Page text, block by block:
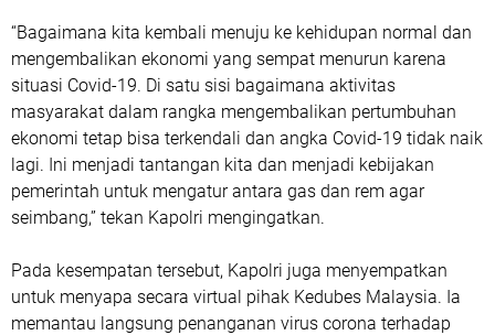
“Bagaimana kita kembali menuju ke kehidupan normal dan
mengembalikan ekonomi yang sempat menurun karena
situasi Covid-19. Di satu sisi bagaimana aktivitas
masyarakat dalam rangka mengembalikan pertumbuhan
ekonomi tetap bisa terkendali dan angka Covid-19 tidak naik
lagi. Ini menjadi tantangan kita dan menjadi kebijakan
pemerintah untuk mengatur antara gas dan rem agar
seimbang,” tekan Kapolri mengingatkan.
Pada kesempatan tersebut, Kapolri juga menyempatkan
untuk menyapa secara virtual pihak Kedubes Malaysia. Ia
memantau langsung penanganan virus corona terhadap